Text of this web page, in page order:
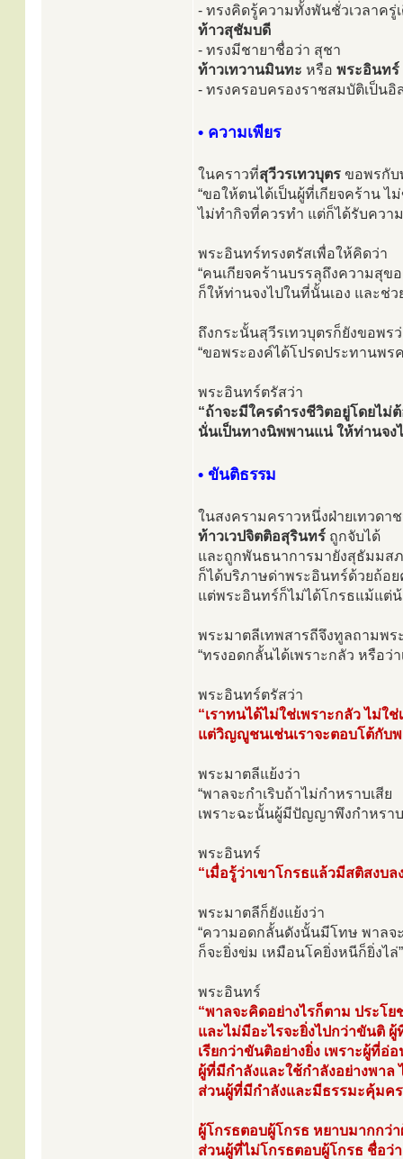
- ทรงคิดรู้ความทั้งพันชั่วเวลาครู่
ท้าวสุชัมบดี
- ทรงมีชายาชื่อว่า สุชา
ท้าวเทวานมินทะ หรือ พระอินทร์
- ทรงครอบครองราชสมบัติเป็น
• ความเพียร
ในคราวที่สุวีวรเทวบุตร ขอพรกับ
“ขอให้ตนได้เป็นผู้ที่เกียจคร้าน ไ
ไม่ทำกิจที่ควรทำ แต่ก็ได้รับควา
พระอินทร์ทรงตรัสเพื่อให้คิดว่า
“คนเกียจคร้านบรรลุถึงความสุข
ก็ให้ท่านจงไปในที่นั้นเอง และช่
ถึงกระนั้นสุวีรเทวบุตรก็ยังขอพร
“ขอพระองค์ได้โปรดประทานพร
พระอินทร์ตรัสว่า
“ถ้าจะมีใครดำรงชีวิตอยู่โดยไม่
นั่นเป็นทางนิพพานแน่ ให้ท่านจง
• ขันติธรรม
ในสงครามคราวหนึ่งฝ่ายเทวดา
ท้าวเวปจิตติอสุรินทร์ ถูกจับได้
และถูกพันธนาการมายังสุธัมมส
ก็ได้บริภาษด่าพระอินทร์ด้วยถ้อ
แต่พระอินทร์ก็ไม่ได้โกรธแม้แต่
พระมาตลีเทพสารถีจึงทูลถามพร
“ทรงอดกลั้นได้เพราะกลัว หรือว่
พระอินทร์ตรัสว่า
“เราทนได้ไม่ใช่เพราะกลัว ไม่ใ
แต่วิญญูชนเช่นเราจะตอบโต้กับพ
พระมาตลีแย้งว่า
“พาลจะกำเริบถ้าไม่กำหราบเสีย
เพราะฉะนั้นผู้มีปัญญาพึงกำหราบ
พระอินทร์
“เมื่อรู้ว่าเขาโกรธแล้วมีสติสงบ
พระมาตลีก็ยังแย้งว่า
“ความอดกลั้นดังนั้นมีโทษ พาลจ
ก็จะยิ่งข่ม เหมือนโคยิ่งหนีก็ยิ่งไล่”
พระอินทร์
“พาลจะคิดอย่างไรก็ตาม ประโ
และไม่มีอะไรจะยิ่งไปกว่าขันติ
เรียกว่าขันติอย่างยิ่ง เพราะผู้ที่อ่
ผู้ที่มีกำลังและใช้กำลังอย่างพาล
ส่วนผู้ที่มีกำลังและมีธรรมะคุ้มค
ผู้โกรธตอบผู้โกรธ หยาบมากกว่
ส่วนผู้ที่ไม่โกรธตอบผู้โกรธ ชื่อว่